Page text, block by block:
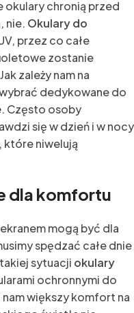
okulary chronią przed
nie. Okulary do
przez co całe
zostanie
zależy nam na
dedykowane do
. Często osoby
się w dzień i w nocy
, które niwelują
dla komfortu
mogą być dla
spędzać całe dnie
sytuacji okulary
ochronnymi do
większy komfort na